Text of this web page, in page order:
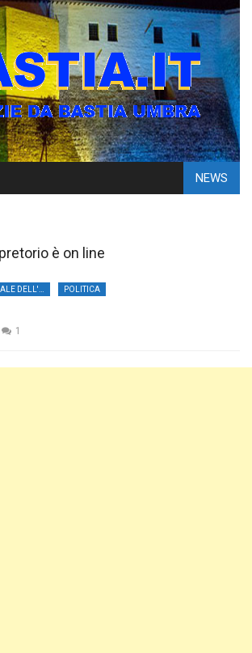
NEWS
è on line
POLITICA
1